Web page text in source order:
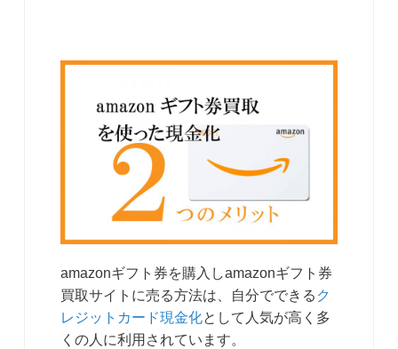
amazonギフト券を購入しamazonギフト券
買取サイトに売る方法は、自分でできる ク
レジットカード現金化として人気が高く多
くの人に利用されています。